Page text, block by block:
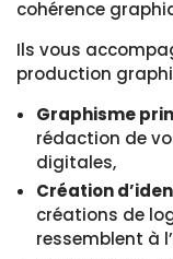
cohérence
Ils vous
production
Graphisme
rédaction de
digitales,
Création
créations de
ressemblent à